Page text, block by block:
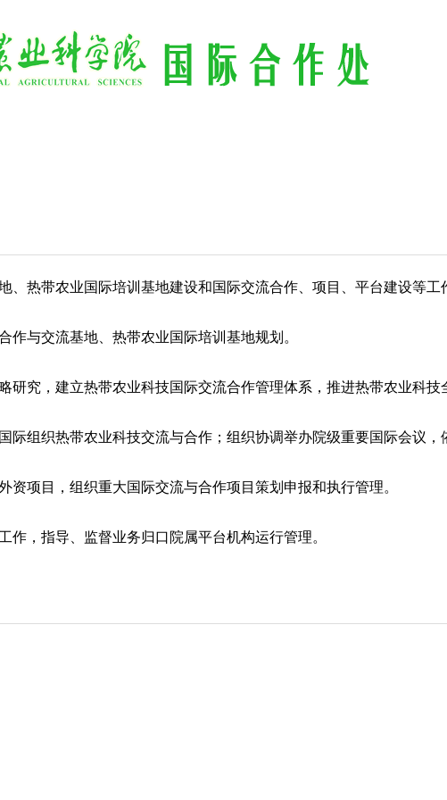
、热带农业国际培训基地建设和国际交流合作、项目、平台建设等工
作与交流基地、热带农业国际培训基地规划。
研究，建立热带农业科技国际交流合作管理体系，推进热带农业科技
际组织热带农业科技交流与合作；组织协调举办院级重要国际会议，
资项目，组织重大国际交流与合作项目策划申报和执行管理。
作，指导、监督业务归口院属平台机构运行管理。